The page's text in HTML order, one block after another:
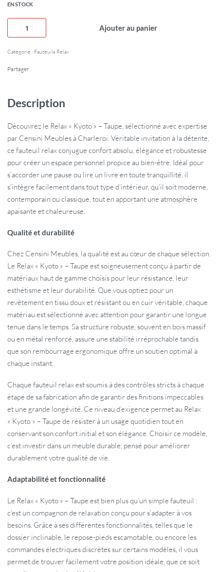
EN STOCK
Ajouter au panier
Catégorie : Fauteuils Relax
Partager
Description
Découvrez le Relax « Kyoto » – Taupe, sélectionné avec expertise
par Censini Meubles à Charleroi. Véritable invitation à la détente,
ce fauteuil relax conjugue confort absolu, élégance et robustesse
pour créer un espace personnel propice au bien-être. Idéal pour
s’accorder une pause ou lire un livre en toute tranquillité, il
s’intègre facilement dans tout type d’intérieur, qu’il soit moderne,
contemporain ou classique, tout en apportant une atmosphère
apaisante et chaleureuse.
Qualité et durabilité
Chez Censini Meubles, la qualité est au cœur de chaque sélection.
Le Relax « Kyoto » – Taupe est soigneusement conçu à partir de
matériaux haut de gamme choisis pour leur résistance, leur
esthétisme et leur durabilité. Que vous optiez pour un
revêtement en tissu doux et résistant ou en cuir véritable, chaque
matériau est sélectionné avec attention pour garantir une longue
tenue dans le temps. Sa structure robuste, souvent en bois massif
ou en métal renforcé, assure une stabilité irréprochable tandis
que son rembourrage ergonomique offre un soutien optimal à
chaque instant.
Chaque fauteuil relax est soumis à des contrôles stricts à chaque
étape de sa fabrication afin de garantir des finitions impeccables
et une grande longévité. Ce niveau d’exigence permet au Relax
« Kyoto » – Taupe de résister à un usage quotidien tout en
conservant son confort initial et son élégance. Choisir ce modèle,
c’est investir dans un meuble durable, pensé pour améliorer
durablement votre qualité de vie.
Adaptabilité et fonctionnalité
Le Relax « Kyoto » – Taupe est bien plus qu’un simple fauteuil :
c’est un compagnon de relaxation conçu pour s’adapter à vos
besoins. Grâce à ses différentes fonctionnalités, telles que le
dossier inclinable, le repose-pieds escamotable, ou encore les
commandes électriques discrètes sur certains modèles, il vous
permet de trouver facilement votre position idéale, que ce soit